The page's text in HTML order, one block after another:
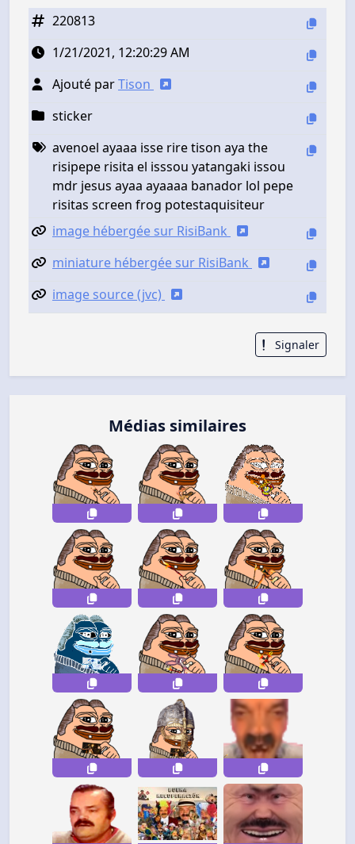
220813
1/21/2021, 12:20:29 AM
Ajouté parTison
sticker
avenoel ayaaa isse rire tison aya the
risipepe risita el isssou yatangaki issou
mdr jesus ayaa ayaaaa banador lol pepe
risitas screen frog potestaquisiteur
image hébergée sur RisiBank
miniature hébergée sur RisiBank
image source (jvc)
Signaler
Médias similaires